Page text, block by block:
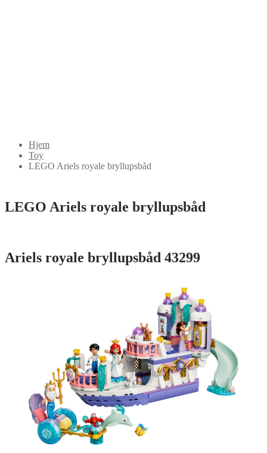
Hjem
Toy
LEGO Ariels royale bryllupsbåd
LEGO Ariels royale bryllupsbåd
Ariels royale bryllupsbåd 43299